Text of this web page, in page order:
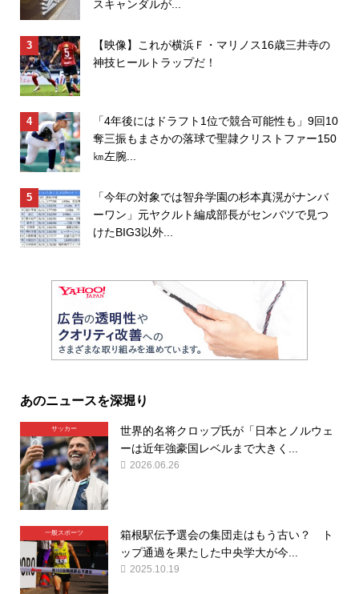
スキャンダルが...
【映像】これが横浜Ｆ・マリノス16歳三井寺の
神技ヒールトラップだ！
「4年後にはドラフト1位で競合可能性も」9回10
奪三振もまさかの落球で聖隷クリストファー150
㎞左腕...
「今年の対象では智弁学園の杉本真滉がナンバ
ーワン」元ヤクルト編成部長がセンバツで見つ
けたBIG3以外...
あのニュースを深堀り
サッカー
世界的名将クロップ氏が「日本とノルウェ
ーは近年強豪国レベルまで大きく...
2026.06.26
一般スポーツ
箱根駅伝予選会の集団走はもう古い？ ト
ップ通過を果たした中央学大が今...
2025.10.19